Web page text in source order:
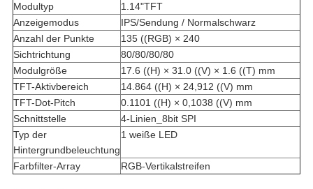
Modultyp
1.14"TFT
Anzeigemodus
IPS/Sendung / Normalschwarz
Anzahl der Punkte
135 ((RGB) × 240
Sichtrichtung
80/80/80/80
Modulgröße
17.6 ((H) × 31.0 ((V) × 1.6 ((T) mm
TFT-Aktivbereich
14.864 ((H) × 24,912 ((V) mm
TFT-Dot-Pitch
0.1101 ((H) × 0,1038 ((V) mm
Schnittstelle
4-Linien_8bit SPI
Typ der
Hintergrundbeleuchtung
1 weiße LED
Farbfilter-Array RGB-Vertikalstreifen